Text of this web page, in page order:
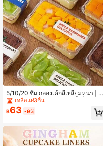
5/10/20 ชิ้น กล่องเค้กสี่เหลี่ยมหนา | ภ
าชนะใส่ทีรามิสุแบบใช้แล้วทิ้ง | บรรจุภั
ณฑ์เบเกอรี่โปร่งใสพร้อมสติกเกอร์และช้
อนสีสุ่มรวมอยู่ด้วย
เหลือแค่3ชิ้น
฿63 -9%